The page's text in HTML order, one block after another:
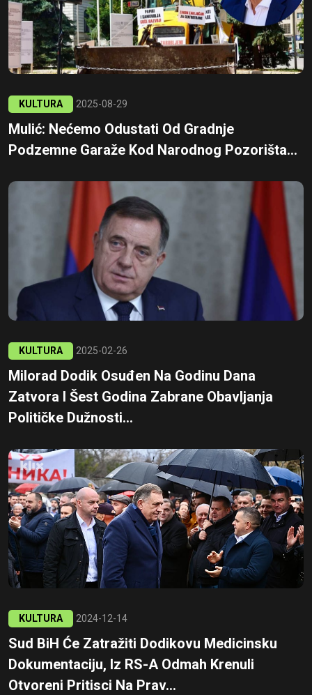
KULTURA 2025-08-29
Mulić: Nećemo Odustati Od Gradnje
Podzemne Garaže Kod Narodnog Pozorišta...
KULTURA 2025-02-26
Milorad Dodik Osuđen Na Godinu Dana
Zatvora I Šest Godina Zabrane Obavljanja
Političke Dužnosti...
KULTURA 2024-12-14
Sud BiH Će Zatražiti Dodikovu Medicinsku
Dokumentaciju, Iz RS-A Odmah Krenuli
Otvoreni Pritisci Na Prav...